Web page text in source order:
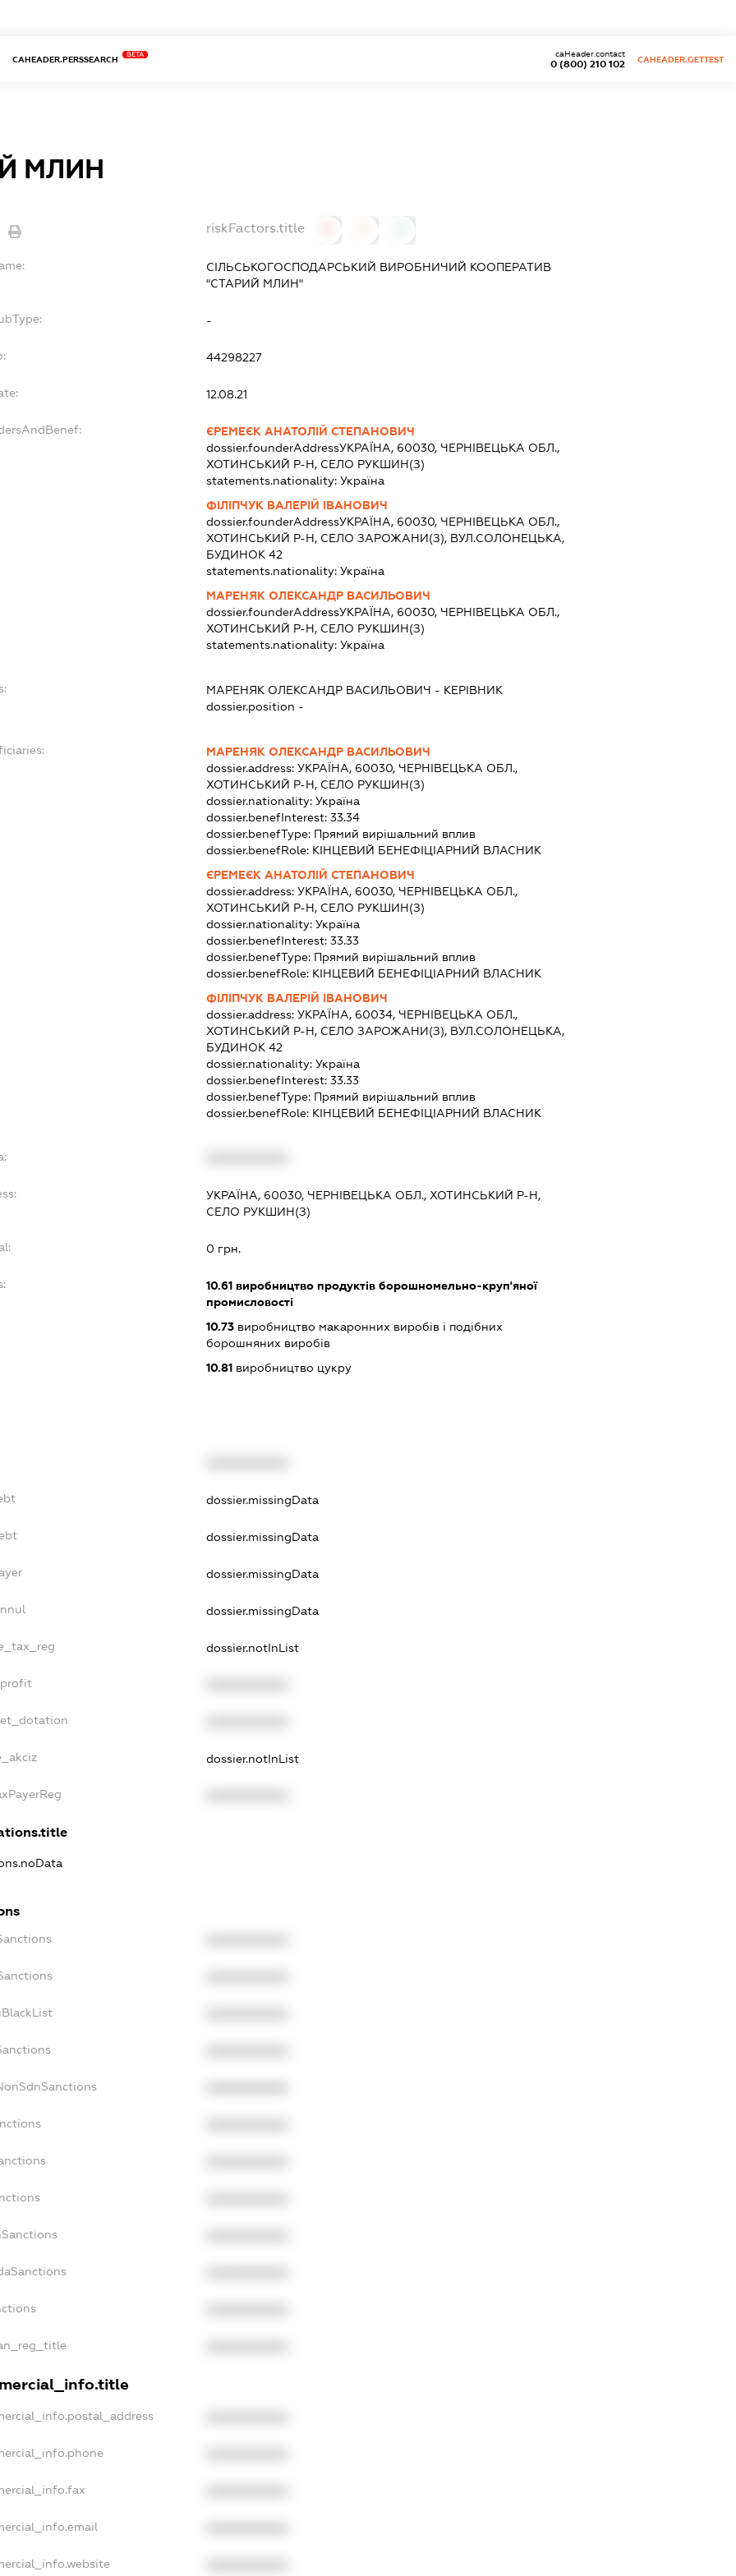
CAHEADER.PERSSEARCH
BETA
0 (800) 210 102
caHeader.contact
CAHEADER.GETTEST
МЛИН
riskFactors.title
СІЛЬСЬКОГОСПОДАРСЬКИЙ ВИРОБНИЧИЙ КООПЕРАТИВ
"СТАРИЙ МЛИН"
-
44298227
12.08.21
ЄРЕМЕЄК АНАТОЛІЙ СТЕПАНОВИЧ
dossier.founderAddressУКРАЇНА, 60030, ЧЕРНІВЕЦЬКА ОБЛ.,
ХОТИНСЬКИЙ Р-Н, СЕЛО РУКШИН(З)
statements.nationality: Україна
ФІЛІПЧУК ВАЛЕРІЙ ІВАНОВИЧ
dossier.founderAddressУКРАЇНА, 60030, ЧЕРНІВЕЦЬКА ОБЛ.,
ХОТИНСЬКИЙ Р-Н, СЕЛО ЗАРОЖАНИ(З), ВУЛ.СОЛОНЕЦЬКА,
БУДИНОК 42
statements.nationality: Україна
МАРЕНЯК ОЛЕКСАНДР ВАСИЛЬОВИЧ
dossier.founderAddressУКРАЇНА, 60030, ЧЕРНІВЕЦЬКА ОБЛ.,
ХОТИНСЬКИЙ Р-Н, СЕЛО РУКШИН(З)
statements.nationality: Україна
МАРЕНЯК ОЛЕКСАНДР ВАСИЛЬОВИЧ - КЕРІВНИК
dossier.position -
МАРЕНЯК ОЛЕКСАНДР ВАСИЛЬОВИЧ
dossier.address: УКРАЇНА, 60030, ЧЕРНІВЕЦЬКА ОБЛ.,
ХОТИНСЬКИЙ Р-Н, СЕЛО РУКШИН(З)
dossier.nationality: Україна
dossier.benefInterest: 33.34
dossier.benefType: Прямий вирішальний вплив
dossier.benefRole: КІНЦЕВИЙ БЕНЕФІЦІАРНИЙ ВЛАСНИК
ЄРЕМЕЄК АНАТОЛІЙ СТЕПАНОВИЧ
dossier.address: УКРАЇНА, 60030, ЧЕРНІВЕЦЬКА ОБЛ.,
ХОТИНСЬКИЙ Р-Н, СЕЛО РУКШИН(З)
dossier.nationality: Україна
dossier.benefInterest: 33.33
dossier.benefType: Прямий вирішальний вплив
dossier.benefRole: КІНЦЕВИЙ БЕНЕФІЦІАРНИЙ ВЛАСНИК
ФІЛІПЧУК ВАЛЕРІЙ ІВАНОВИЧ
dossier.address: УКРАЇНА, 60034, ЧЕРНІВЕЦЬКА ОБЛ.,
ХОТИНСЬКИЙ Р-Н, СЕЛО ЗАРОЖАНИ(З), ВУЛ.СОЛОНЕЦЬКА,
БУДИНОК 42
dossier.nationality: Україна
dossier.benefInterest: 33.33
dossier.benefType: Прямий вирішальний вплив
dossier.benefRole: КІНЦЕВИЙ БЕНЕФІЦІАРНИЙ ВЛАСНИК
УКРАЇНА, 60030, ЧЕРНІВЕЦЬКА ОБЛ., ХОТИНСЬКИЙ Р-Н,
СЕЛО РУКШИН(З)
0 грн.
10.61виробництво продуктів борошномельно-круп'яної
промисловості
10.73виробництво макаронних виробів і подібних
борошняних виробів
10.81виробництво цукру
dossier.missingData
dossier.missingData
dossier.missingData
dossier.missingData
dossier.notInList
dossier.notInList